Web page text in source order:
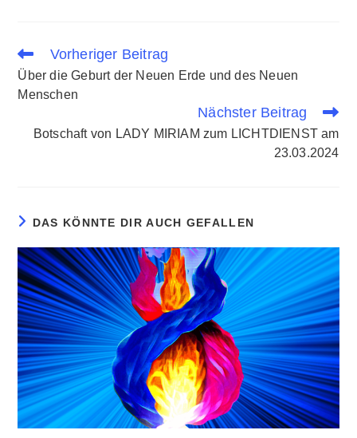
Vorheriger Beitrag
Über die Geburt der Neuen Erde und des Neuen
Menschen
Nächster Beitrag
Botschaft von LADY MIRIAM zum LICHTDIENST am
23.03.2024
DAS KÖNNTE DIR AUCH GEFALLEN